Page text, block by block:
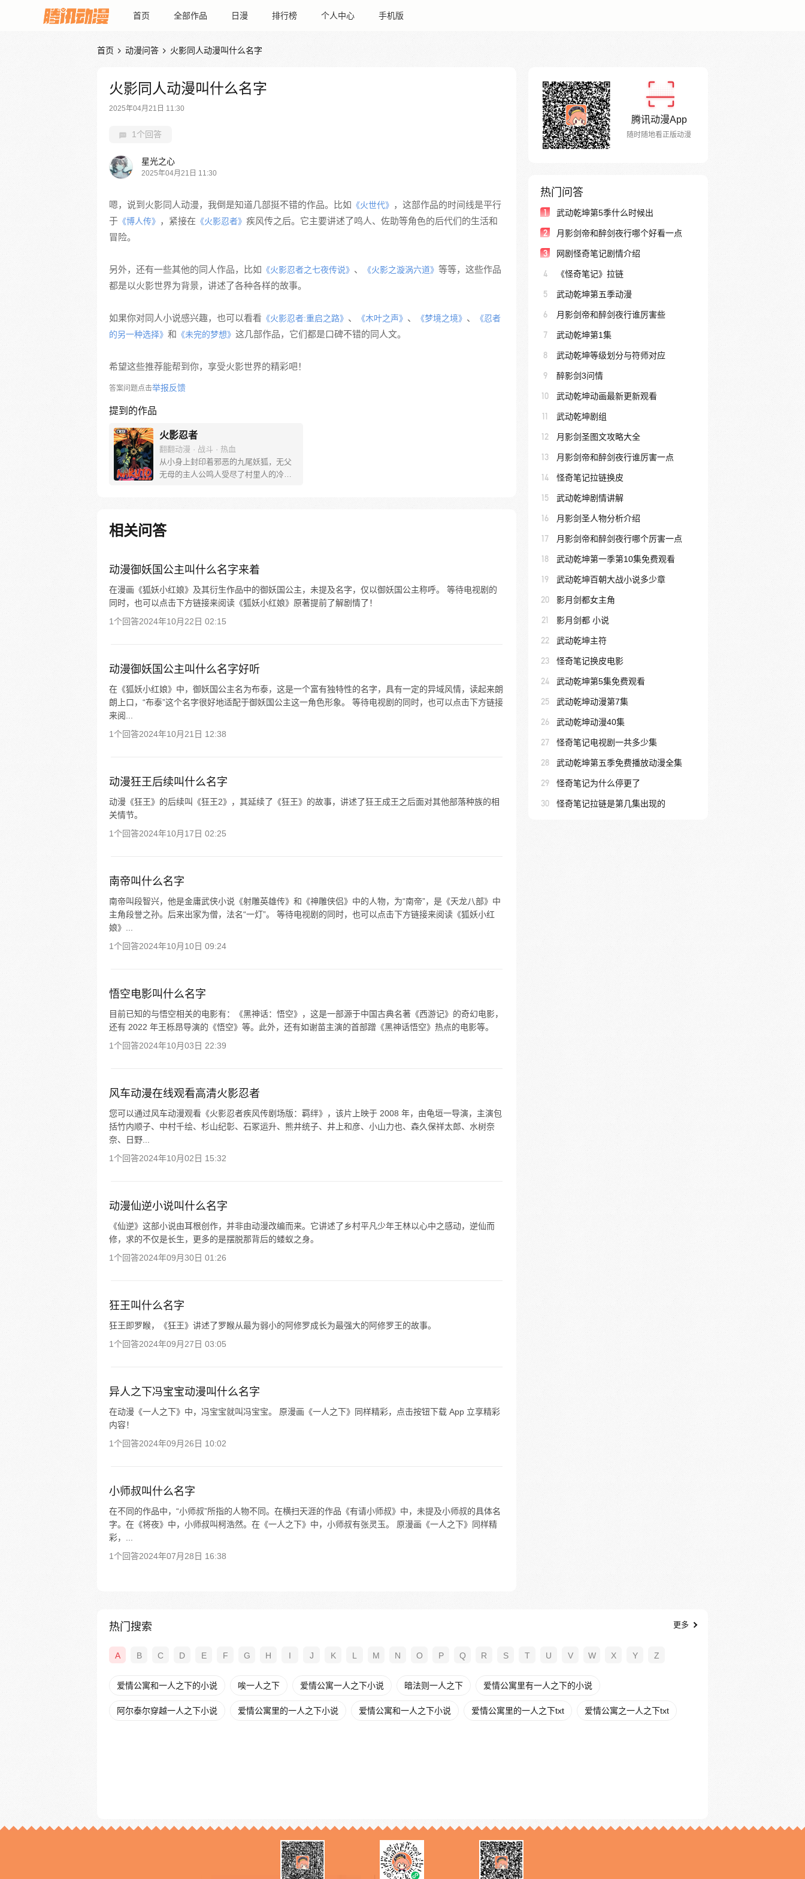
首页 全部作品 日漫 排行榜 个人中心 手机版
首页  动漫问答  火影同人动漫叫什么名字
火影同人动漫叫什么名字
2025年04月21日 11:30
1个回答
星光之心
2025年04月21日 11:30
嗯，说到火影同人动漫，我倒是知道几部挺不错的作品。比如 《火世代》 ，这部作品的时间线是平行
于 《博人传》 ，紧接在 《火影忍者》 疾风传之后。它主要讲述了鸣人、佐助等角色的后代们的生活和
冒险。
另外，还有一些其他的同人作品，比如 《火影忍者之七夜传说》 、 《火影之漩涡六道》 等等，这些作品
都是以火影世界为背景，讲述了各种各样的故事。
如果你对同人小说感兴趣，也可以看看 《火影忍者:重启之路》 、 《木叶之声》 、 《梦境之境》 、
《忍者
的另一种选择》 和 《未完的梦想》 这几部作品，它们都是口碑不错的同人文。
希望这些推荐能帮到你，享受火影世界的精彩吧！
答案问题点击举报反馈
提到的作品
火影忍者
翻翻动漫 · 战斗 · 热血
从小身上封印着邪恶的九尾妖狐，无父
无母的主人公鸣人受尽了村里人的冷落
鲁老师关心他，鸣人的性格才没有变得
扭曲，他总是干劲十足，面对这种并不
相关问答
动漫御妖国公主叫什么名字来着
在漫画《狐妖小红娘》及其衍生作品中的御妖国公主，未提及名字，仅以御妖国公主称呼。 等待电视剧的
同时，也可以点击下方链接来阅读《狐妖小红娘》原著提前了解剧情了！
1个回答2024年10月22日 02:15
动漫御妖国公主叫什么名字好听
在《狐妖小红娘》中，御妖国公主名为布泰，这是一个富有独特性的名字，具有一定的异域风情，读起来朗
朗上口，“布泰”这个名字很好地适配于御妖国公主这一角色形象。 等待电视剧的同时，也可以点击下方链接
来阅...
1个回答2024年10月21日 12:38
动漫狂王后续叫什么名字
动漫《狂王》的后续叫《狂王2》，其延续了《狂王》的故事，讲述了狂王成王之后面对其他部落种族的相
关情节。
1个回答2024年10月17日 02:25
南帝叫什么名字
南帝叫段智兴，他是金庸武侠小说《射雕英雄传》和《神雕侠侣》中的人物，为“南帝”，是《天龙八部》中
主角段誉之孙。后来出家为僧，法名“一灯”。 等待电视剧的同时，也可以点击下方链接来阅读《狐妖小红
娘》...
1个回答2024年10月10日 09:24
悟空电影叫什么名字
目前已知的与悟空相关的电影有：《黑神话：悟空》，这是一部源于中国古典名著《西游记》的奇幻电影，
还有 2022 年王栎昂导演的《悟空》等。此外，还有如谢苗主演的首部蹭《黑神话悟空》热点的电影等。
1个回答2024年10月03日 22:39
风车动漫在线观看高清火影忍者
您可以通过风车动漫观看《火影忍者疾风传剧场版：羁绊》，该片上映于 2008 年，由龟垣一导演，主演包
括竹内顺子、中村千绘、杉山纪彰、石冢运升、熊井统子、井上和彦、小山力也、森久保祥太郎、水树奈
奈、日野...
1个回答2024年10月02日 15:32
动漫仙逆小说叫什么名字
《仙逆》这部小说由耳根创作，并非由动漫改编而来。它讲述了乡村平凡少年王林以心中之感动，逆仙而
修，求的不仅是长生，更多的是摆脱那背后的蝼蚁之身。
1个回答2024年09月30日 01:26
狂王叫什么名字
狂王即罗睺，《狂王》讲述了罗睺从最为弱小的阿修罗成长为最强大的阿修罗王的故事。
1个回答2024年09月27日 03:05
异人之下冯宝宝动漫叫什么名字
在动漫《一人之下》中，冯宝宝就叫冯宝宝。 原漫画《一人之下》同样精彩，点击按钮下载 App 立享精彩
内容！
1个回答2024年09月26日 10:02
小师叔叫什么名字
在不同的作品中，“小师叔”所指的人物不同。在横扫天涯的作品《有请小师叔》中，未提及小师叔的具体名
字。在《将夜》中，小师叔叫柯浩然。在《一人之下》中，小师叔有张灵玉。 原漫画《一人之下》同样精
彩，...
1个回答2024年07月28日 16:38
腾讯动漫App
随时随地看正版动漫
热门问答
1 武动乾坤第5季什么时候出
2 月影剑帝和醉剑夜行哪个好看一点
3 网剧怪奇笔记剧情介绍
4 《怪奇笔记》拉链
5 武动乾坤第五季动漫
6 月影剑帝和醉剑夜行谁厉害些
7 武动乾坤第1集
8 武动乾坤等级划分与符师对应
9 醉影剑3问情
10 武动乾坤动画最新更新观看
11 武动乾坤剧组
12 月影剑圣图文攻略大全
13 月影剑帝和醉剑夜行谁厉害一点
14 怪奇笔记拉链换皮
15 武动乾坤剧情讲解
16 月影剑圣人物分析介绍
17 月影剑帝和醉剑夜行哪个厉害一点
18 武动乾坤第一季第10集免费观看
19 武动乾坤百朝大战小说多少章
20 影月剑都女主角
21 影月剑都 小说
22 武动乾坤主符
23 怪奇笔记换皮电影
24 武动乾坤第5集免费观看
25 武动乾坤动漫第7集
26 武动乾坤动漫40集
27 怪奇笔记电视剧一共多少集
28 武动乾坤第五季免费播放动漫全集
29 怪奇笔记为什么停更了
30 怪奇笔记拉链是第几集出现的
热门搜索 更多
A B C D E F G H I J K L M N O P Q R S T U V W X Y Z
爱情公寓和一人之下的小说 唉一人之下 爱情公寓一人之下小说 暗法则一人之下 爱情公寓里有一人之下的小说
阿尔泰尔穿越一人之下小说 爱情公寓里的一人之下小说 爱情公寓和一人之下小说 爱情公寓里的一人之下txt 爱情公寓之一人之下txt